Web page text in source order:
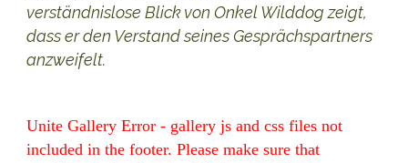
verständnislose Blick von Onkel Wilddog zeigt,
dass er den Verstand seines Gesprächspartners
anzweifelt.
Unite Gallery Error - gallery js and css files not
included in the footer. Please make sure that